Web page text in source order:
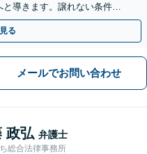
導きます。譲れない条件が
。
る
メールでお問い合わせ
政弘 弁護士
総合法律事務所